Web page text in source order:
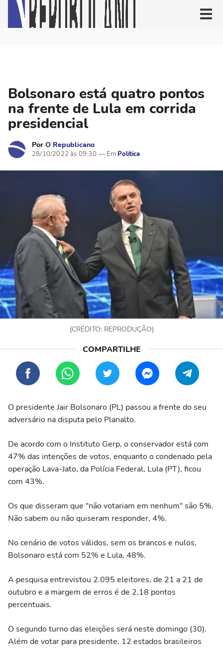
Bolsonaro está quatro pontos
na frente de Lula em corrida
presidencial
Por O Republicano
28/10/2022 às 09:30 Política
(CRÉDITO: REPRODUÇÃO)
O presidente Jair Bolsonaro (PL) passou a frente do seu
adversário na disputa pelo Planalto.
De acordo com o Instituto Gerp, o conservador está com
47% das intenções de votos, enquanto o condenado pela
operação Lava-Jato, da Polícia Federal, Lula (PT), ficou
com 43%.
Os que disseram que "não votariam em nenhum" são 5%.
Não sabem ou não quiseram responder, 4%.
No cenário de votos válidos, sem os brancos e nulos,
Bolsonaro está com 52% e Lula, 48%.
A pesquisa entrevistou 2.095 eleitores, de 21 a 21 de
outubro e a margem de erros é de 2,18 pontos
percentuais.
O segundo turno das eleições será neste domingo (30).
Além de votar para presidente, 12 estados brasileiros